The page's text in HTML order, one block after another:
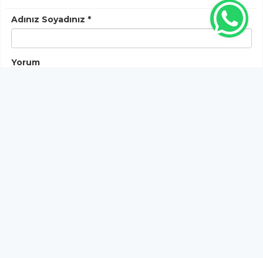
Adınız Soyadınız *
Yorum